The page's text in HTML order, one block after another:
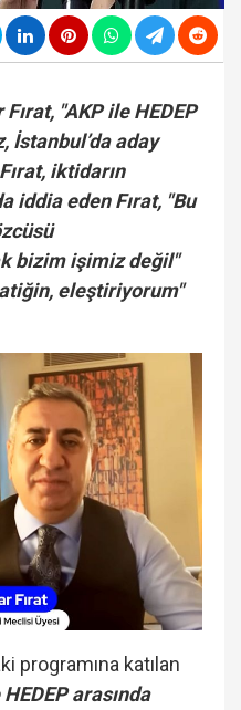
"AKP ile HEDEP
İstanbul’da aday
iktidarın
iddia eden Fırat, "Bu
bizim işimiz değil"
eleştiriyorum"
programına katılan
HEDEP arasında